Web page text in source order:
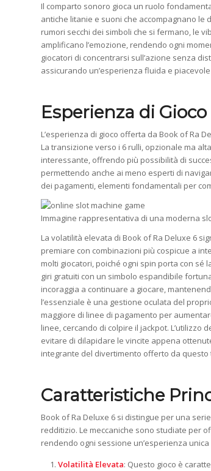
Il comparto sonoro gioca un ruolo
antiche litanie e suoni che accompagnano le
rumori secchi dei simboli che si fermano, le
amplificano l’emozione, rendendo ogni
giocatori di concentrarsi sull’azione senza
assicurando un’esperienza fluida e
Esperienza di
L’esperienza di gioco offerta da Book of Ra
La transizione verso i 6 rulli, opzionale ma
interessante, offrendo più possibilità di
permettendo anche ai meno esperti di
dei pagamenti, elementi fondamentali per
Immagine rappresentativa di una moderna
La volatilità elevata di Book of Ra Deluxe 6
premiare con combinazioni più cospicue a
molti giocatori, poiché ogni spin porta con
giri gratuiti con un simbolo espandibile
incoraggia a continuare a giocare,
l’essenziale è una gestione oculata del
maggiore di linee di pagamento per
linee, cercando di colpire il jackpot.
evitare di dilapidare le vincite appena
integrante del divertimento offerto da questo
Caratteristiche
Book of Ra Deluxe 6 si distingue per una
redditizio. Le meccaniche sono studiate per
rendendo ogni sessione un’esperienza
Volatilità Elevata: Questo gioco è